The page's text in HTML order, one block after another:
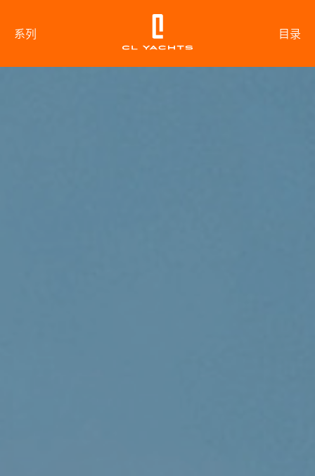
系列 目录